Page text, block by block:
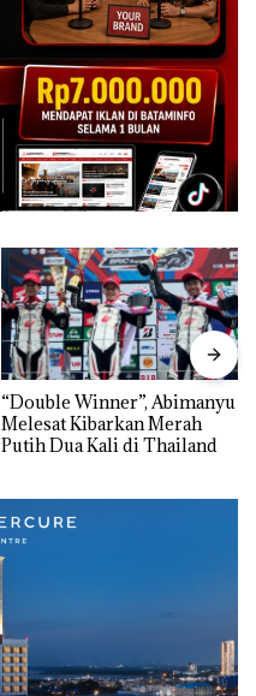
“Double Winner”, Abimanyu
Melesat Kibarkan Merah
Putih Dua Kali di Thailand